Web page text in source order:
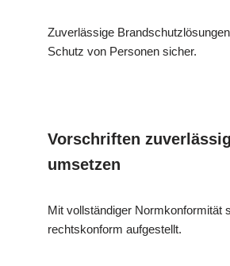
Zuverlässige
Schutz von Personen sicher.
Vorschriften zuverlässig
umsetzen
Mit vollständiger Normkonformität
rechtskonform aufgestellt.